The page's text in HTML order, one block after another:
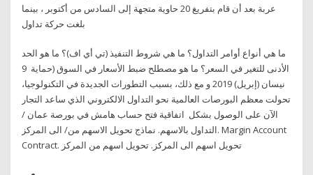
عربة بعد أن قام بتفريغ 20 حاوية متجهة إلى السادس من أكتوبر ، بينما
بلغت حركة تداول
ما هي أنواع أوامر التداول؟ ما هي شروط التنفيذ (تي أي اف)؟ ما هو الحد
الأدنى للتغير في السعر؟ ما هو مصطلح ضبط الأسعار في السوق (حماية 9
نيسان (إبريل) 2019 و مع ذلك، بسبب التطورات الجديدة في التكنولوجيا،
تحولت معظم البورصات العالمية نحو التداول الالكتروني الذي ساعد التجار
الآن على الوصول بشكل اتفاقية فتح حساب هامش في بورصة عمان /
التداول بالاسهم. نماذج تحويل الاسهم من/ الى المركز. Margin Account